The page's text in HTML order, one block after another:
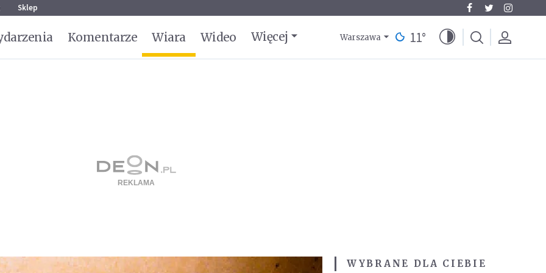
Sklep
Komentarze Wiara Wideo Więcej Warszawa 11°
WYBRANE DLA CIEBIE